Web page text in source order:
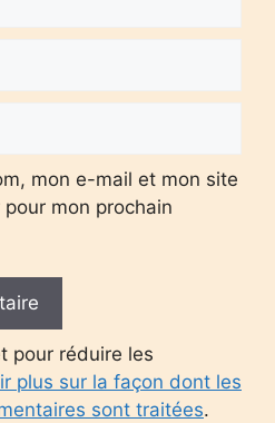
mon e-mail et mon site
mon prochain
pour réduire les
plus sur la façon dont les
sont traitées.